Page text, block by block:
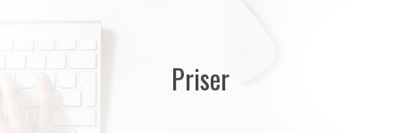
Priser